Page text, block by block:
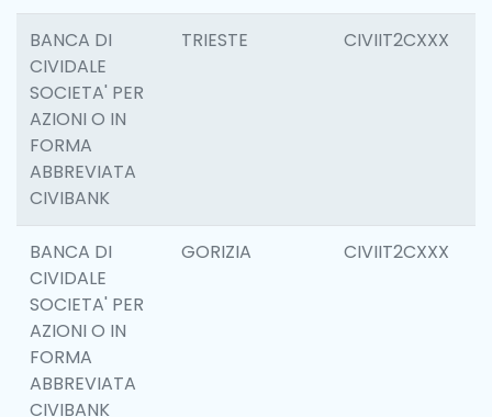
BANCA DI
CIVIDALE
SOCIETA' PER
AZIONI O IN
FORMA
ABBREVIATA
CIVIBANK
TRIESTE CIVIIT2CXXX
BANCA DI
CIVIDALE
SOCIETA' PER
AZIONI O IN
FORMA
ABBREVIATA
CIVIBANK
GORIZIA CIVIIT2CXXX